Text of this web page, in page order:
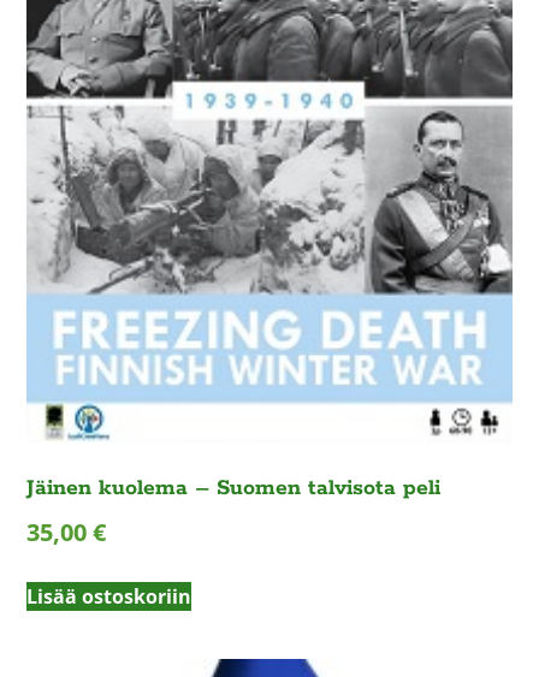
Jäinen kuolema – Suomen talvisota peli
35,00€
Lisää ostoskoriin